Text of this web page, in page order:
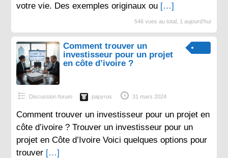
votre vie. Des exemples originaux ou […]
546 vues au total, 1 aujourd'hui
Comment trouver un
investisseur pour un projet
en côte d’ivoire ?
Discussion forum papyrus 31 mars 2024
Comment trouver un investisseur pour un projet en
côte d’ivoire ? Trouver un investisseur pour un
projet en Côte d’Ivoire Voici quelques options pour
trouver […]